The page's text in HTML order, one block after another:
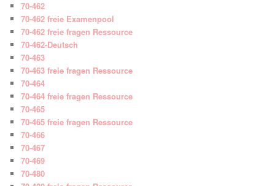
70-462
70-462 freie Examenpool
70-462 freie fragen Ressource
70-462-Deutsch
70-463
70-463 freie fragen Ressource
70-464
70-464 freie fragen Ressource
70-465
70-465 freie fragen Ressource
70-466
70-467
70-469
70-480